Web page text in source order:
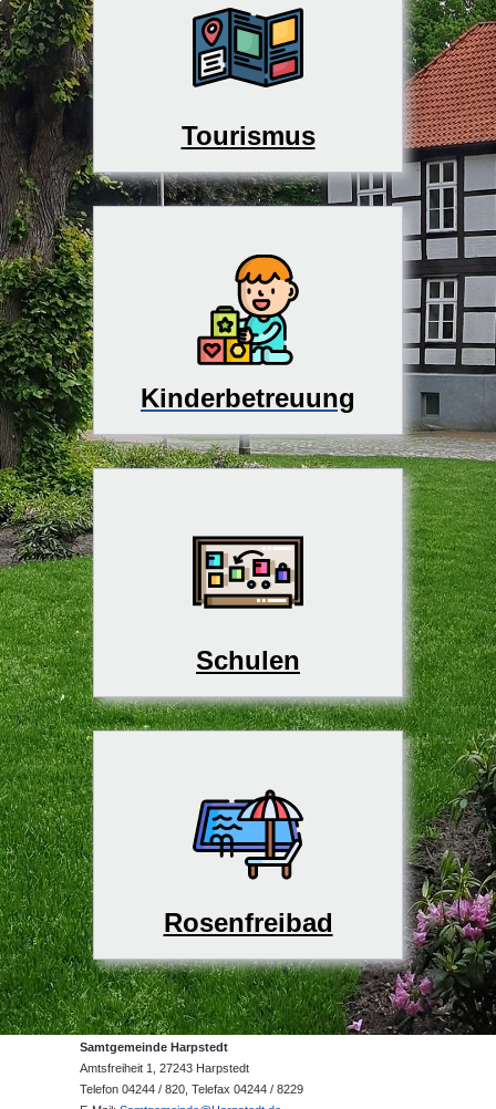
Tourismus
Kinderbetreuung
Schulen
Rosenfreibad
Samtgemeinde Harpstedt
Amtsfreiheit 1, 27243 Harpstedt
Telefon 04244 / 820, Telefax 04244 / 8229